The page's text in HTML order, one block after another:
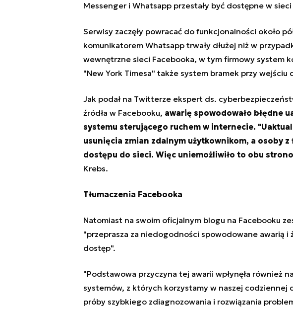
Messenger i Whatsapp przestały być dostępne w
Serwisy zaczęły powracać do funkcjonalności około
komunikatorem Whatsapp trwały dłużej niż w
wewnętrzne sieci Facebooka, w tym firmowy system
"New York Timesa" także system bramek przy wejściu
Jak podał na Twitterze ekspert ds.
źródła w Facebooku, awarię spowodowało błędne
systemu sterującego ruchem w internecie.
usunięcia zmian zdalnym użytkownikom, a osoby
dostępu do sieci. Więc uniemożliwiło to obu
Krebs.
Tłumaczenia Facebooka
Natomiast na swoim oficjalnym blogu na Facebooku
"przeprasza za niedogodności spowodowane awarią i
dostęp".
"Podstawowa przyczyna tej awarii wpłynęła również
systemów, z których korzystamy w naszej codziennej
próby szybkiego zdiagnozowania i rozwiązania